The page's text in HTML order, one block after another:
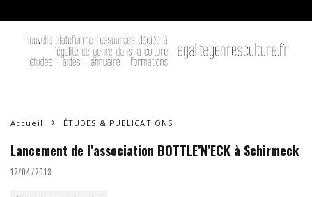
Accueil ÉTUDES & PUBLICATIONS
Lancement de l’association BOTTLE’N’ECK à Schirmeck
12/04/2013